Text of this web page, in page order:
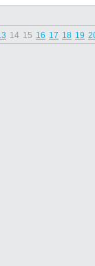
14 15 16 17 18 19